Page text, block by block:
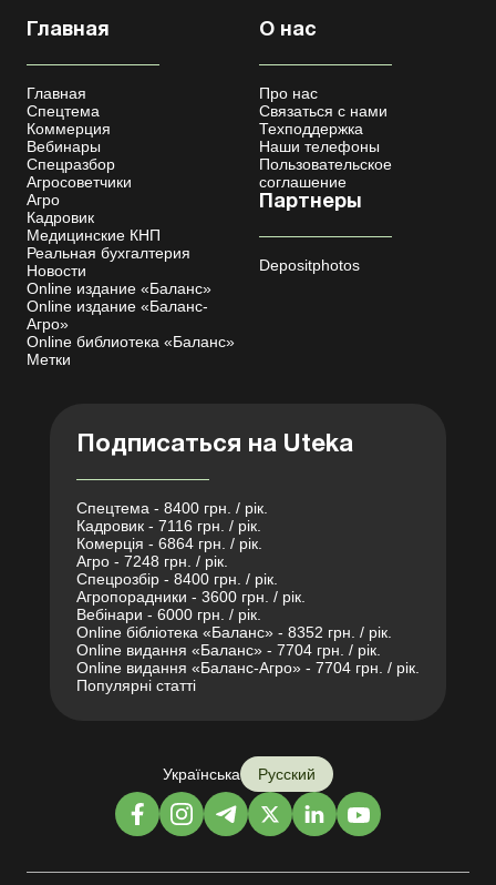
Главная
Главная
Спецтема
Коммерция
Вебинары
Спецразбор
Агросоветчики
Агро
Кадровик
Медицинские КНП
Реальная бухгалтерия
Новости
Online издание «Баланс»
Online издание «Баланс-
Агро»
Online библиотека «Баланс»
Метки
О нас
Про нас
Связаться с нами
Техподдержка
Наши телефоны
Пользовательское
соглашение
Партнеры
Depositphotos
Подписаться на Uteka
Спецтема - 8400 грн. / рік.
Кадровик - 7116 грн. / рік.
Комерція - 6864 грн. / рік.
Агро - 7248 грн. / рік.
Спецрозбір - 8400 грн. / рік.
Агропорадники - 3600 грн. / рік.
Вебінари - 6000 грн. / рік.
Online бібліотека «Баланс» - 8352 грн. / рік.
Online видання «Баланс» - 7704 грн. / рік.
Online видання «Баланс-Агро» - 7704 грн. / рік.
Популярні статті
Українська Русский